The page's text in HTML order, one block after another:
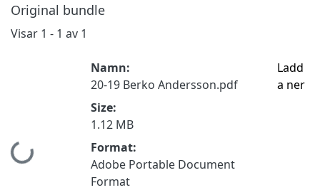
Original bundle
Visar 1 - 1 av 1
Hämtar...
Namn:
20-19 Berko Andersson.pdf
Size:
1.12 MB
Format:
Adobe Portable Document
Format
Ladd
a ner